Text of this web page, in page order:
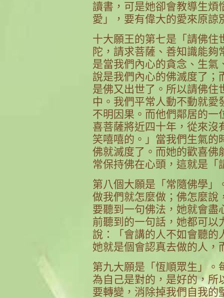
讀書，可是她卻會教導生煩
愛」，要有偉大的愛來原諒
十大願王的第七是「請佛住
陀，請求菩薩、善知識能
是當我們內心的貪念、生氣
說是我們內心的佛滅度了；
是佛又出世了。所以請佛住
中。我們平常人動不動就愛
不明因果。而他們鄰居的一
喜菩薩將近四十年，從來沒
笑嘻嘻的。」當我們生氣的
佛就滅度了。而她的歡喜佛
常保持佛在心頭，這就是「
第八個大願是「常隨佛學」
做我們就怎麼做；佛怎麼說
要聽到一句佛法，她就會盡
前聽到的一句話，她都可以
說：「會講的人不如會聽的
她就是個會認真去做的人，
第九大願是「恆順眾生」。
為自己是對的，是好的，所
要轉變，消除掉我們自我的